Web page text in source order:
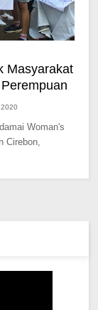
Masyarakat
Woman's
Cirebon,